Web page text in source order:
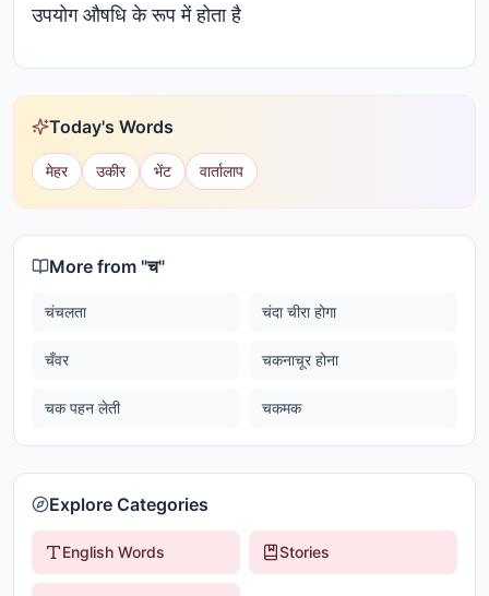
उपयोग औषधि के रूप में होता है
Today's Words
मेहर उकीर भेंट वार्तालाप
More from "च"
चंचलता चंदा चीरा होगा
चँवर चकनाचूर होना
चक पहन लेती चकमक
Explore Categories
English Words Stories